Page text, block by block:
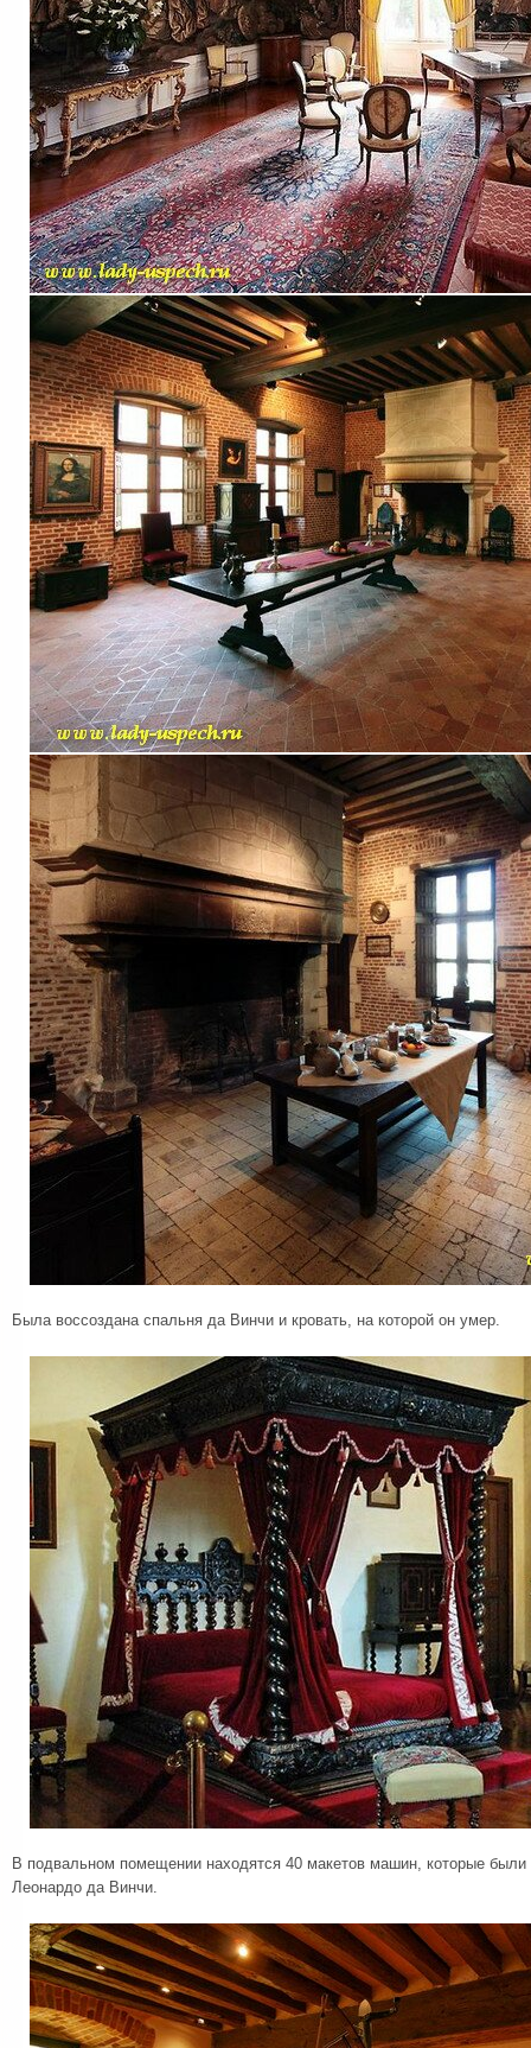
Была воссоздана спальня да Винчи и кровать, на которой он умер.
В подвальном помещении находятся 40 макетов машин, которые
Леонардо да Винчи.